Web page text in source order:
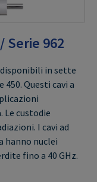
Serie 962
disponibili in sette
450. Questi cavi a
Le custodie
I cavi ad
hanno nuclei
fino a 40 GHz.